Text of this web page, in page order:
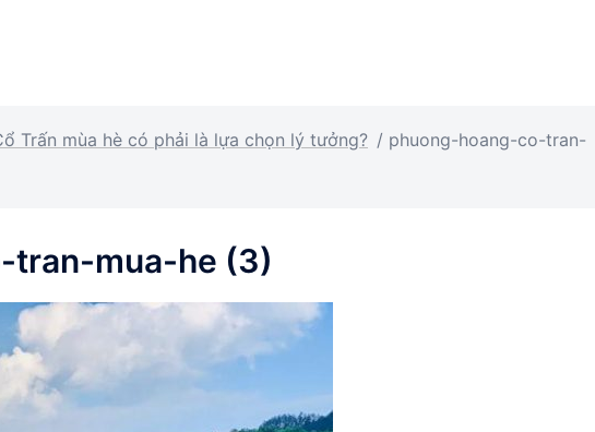
Trấn mùa hè có phải là lựa chọn lý tưởng? / phuong-hoang-co-tran-
tran-mua-he (3)